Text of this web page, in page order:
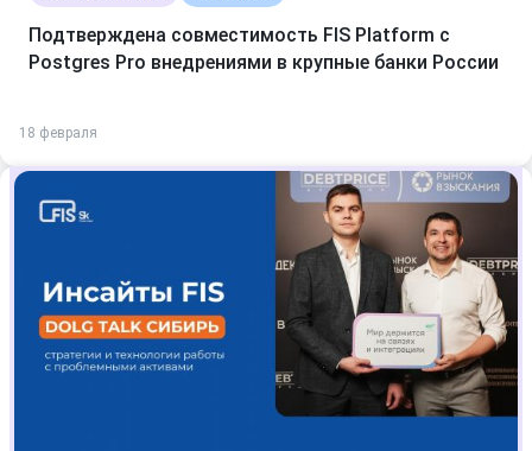
Подтверждена совместимость FIS Platform с
Postgres Pro внедрениями в крупные банки России
18 февраля